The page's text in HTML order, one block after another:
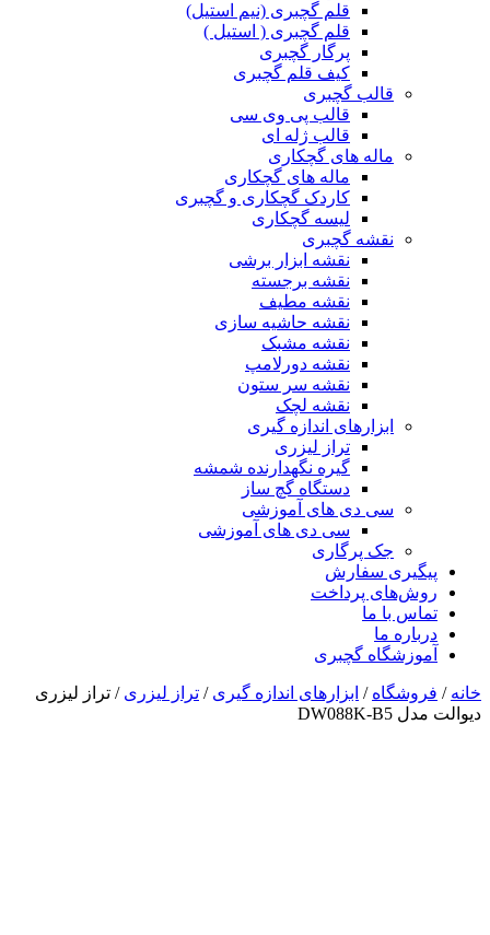
قلم گچبری (نیم استیل)
قلم گچبری ( استیل )
پرگار گچبری
کیف قلم گچبری
قالب گچبری
قالب پی وی سی
قالب ژله ای
ماله های گچکاری
ماله های گچکاری
کاردک گچکاری و گچبری
لیسه گچکاری
نقشه گچبری
نقشه ابزار برشی
نقشه برجسته
نقشه مطیف
نقشه حاشیه سازی
نقشه مشبک
نقشه دورلامپ
نقشه سر ستون
نقشه لچک
ابزارهای اندازه گیری
تراز لیزری
گیره نگهدارنده شمشه
دستگاه گچ ساز
سی دی های آموزشی
سی دی های آموزشی
جک پرگاری
پیگیری سفارش
روش‌های پرداخت
تماس با ما
درباره ما
آموزشگاه گچبری
خانه / فروشگاه / ابزارهای اندازه گیری / تراز لیزری / تراز لیزری
دیوالت مدل DW088K-B5